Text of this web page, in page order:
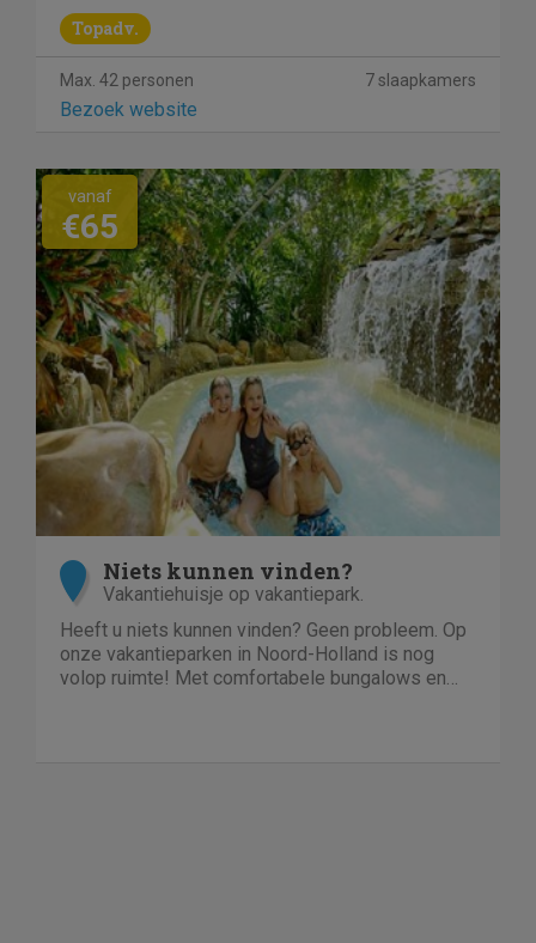
Topadv.
Max. 42 personen 7 slaapkamers
Bezoek website
vanaf
€65
Niets kunnen vinden?
Vakantiehuisje op vakantiepark.
Heeft u niets kunnen vinden? Geen probleem. Op
onze vakantieparken in Noord-Holland is nog
volop ruimte! Met comfortabele bungalows en